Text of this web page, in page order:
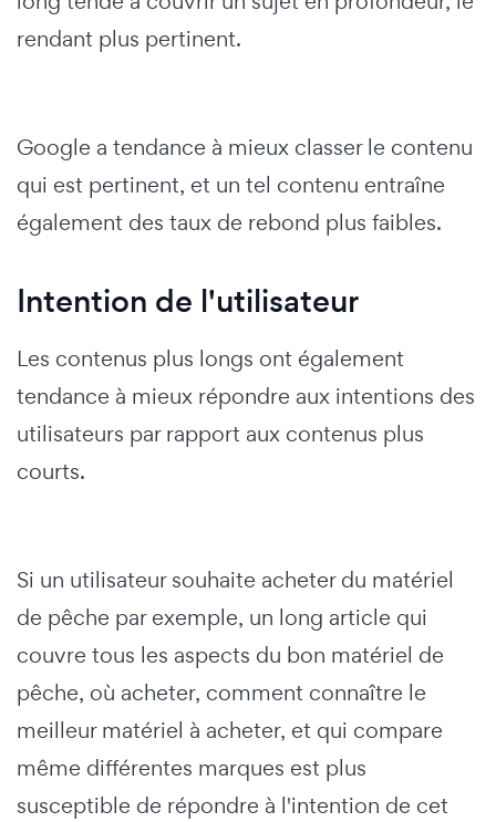
rendant plus pertinent.
Google a tendance à mieux classer le contenu
qui est pertinent, et un tel contenu entraîne
également des taux de rebond plus faibles.
Intention de l'utilisateur
Les contenus plus longs ont également
tendance à mieux répondre aux intentions des
utilisateurs par rapport aux contenus plus
courts.
Si un utilisateur souhaite acheter du matériel
de pêche par exemple, un long article qui
couvre tous les aspects du bon matériel de
pêche, où acheter, comment connaître le
meilleur matériel à acheter, et qui compare
même différentes marques est plus
susceptible de répondre à l'intention de cet